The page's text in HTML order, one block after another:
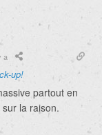
a
up!
partout en
sur la raison.